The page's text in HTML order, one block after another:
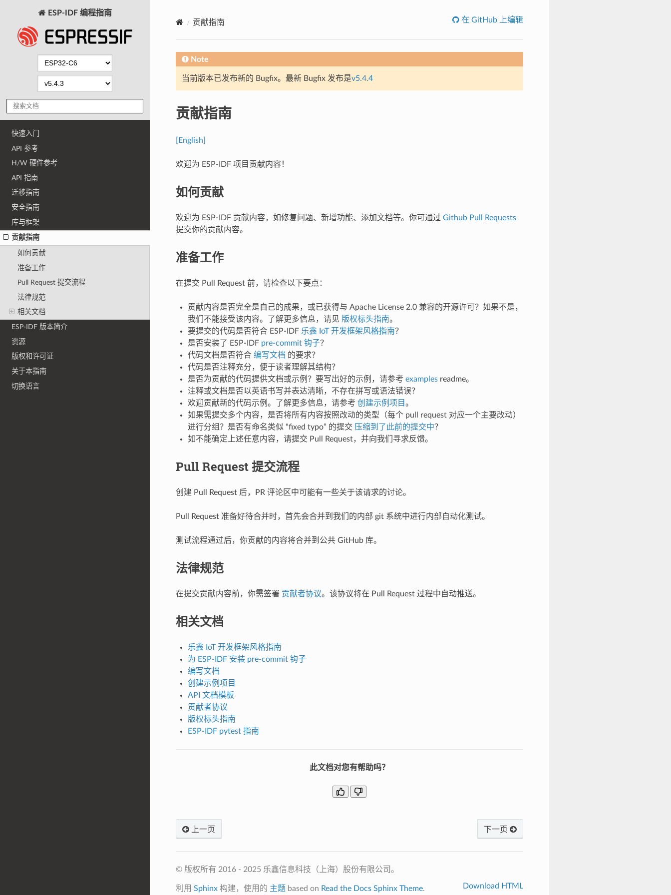
ESP-IDF 编程指南
快速入门
API 参考
H/W 硬件参考
API 指南
迁移指南
安全指南
库与框架
贡献指南
如何贡献
准备工作
Pull Request 提交流程
法律规范
相关文档
ESP-IDF 版本简介
资源
版权和许可证
关于本指南
切换语言
贡献指南 在 GitHub 上编辑
Note
当前版本已发布新的 Bugfix。最新 Bugfix 发布是v5.4.4
贡献指南
[English]
欢迎为 ESP-IDF 项目贡献内容！
如何贡献
欢迎为 ESP-IDF 贡献内容，如修复问题、新增功能、添加文档等。你可通过 Github Pull Requests
提交你的贡献内容。
准备工作
在提交 Pull Request 前，请检查以下要点：
贡献内容是否完全是自己的成果，或已获得与 Apache License 2.0 兼容的开源许可？如果不是，
我们不能接受该内容。了解更多信息，请见 版权标头指南。
要提交的代码是否符合 ESP-IDF 乐鑫 IoT 开发框架风格指南？
是否安装了 ESP-IDF pre-commit 钩子？
代码文档是否符合 编写文档 的要求？
代码是否注释充分，便于读者理解其结构？
是否为贡献的代码提供文档或示例？要写出好的示例，请参考 examplesreadme。
注释或文档是否以英语书写并表达清晰，不存在拼写或语法错误？
欢迎贡献新的代码示例。了解更多信息，请参考 创建示例项目。
如果需提交多个内容，是否将所有内容按照改动的类型（每个 pull request 对应一个主要改动）
进行分组？是否有命名类似 “fixed typo” 的提交 压缩到了此前的提交中？
如不能确定上述任意内容，请提交 Pull Request，并向我们寻求反馈。
Pull Request 提交流程
创建 Pull Request 后，PR 评论区中可能有一些关于该请求的讨论。
Pull Request 准备好待合并时，首先会合并到我们的内部 git 系统中进行内部自动化测试。
测试流程通过后，你贡献的内容将合并到公共 GitHub 库。
法律规范
在提交贡献内容前，你需签署 贡献者协议。该协议将在 Pull Request 过程中自动推送。
相关文档
乐鑫 IoT 开发框架风格指南
为 ESP-IDF 安装 pre-commit 钩子
编写文档
创建示例项目
API 文档模板
贡献者协议
版权标头指南
ESP-IDF pytest 指南
此文档对您有帮助吗？
上一页 下一页
© 版权所有 2016 - 2025 乐鑫信息科技（上海）股份有限公司。
利用 Sphinx构建，使用的 主题 based on Read the Docs Sphinx Theme. Download HTML